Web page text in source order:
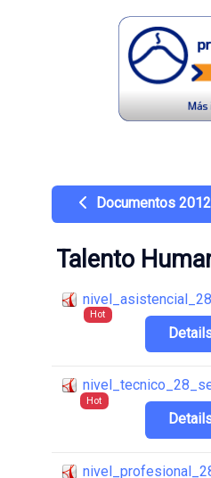
Documentos 2012
Talento
Hot
Hot